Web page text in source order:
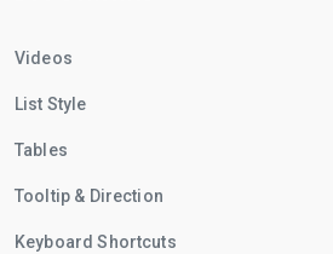
Videos
List Style
Tables
Tooltip & Direction
Keyboard Shortcuts